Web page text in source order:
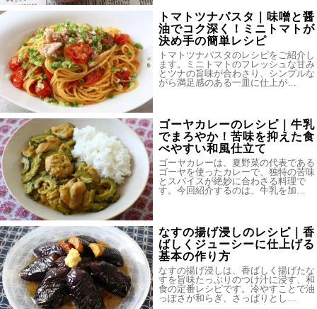
トマトツナパスタ｜味噌と醤
油でコク深く！ミニトマトが
決め手の簡単レシピ
トマトツナパスタのレシピをご紹介し
ます。ミニトマトのフレッシュな甘み
とツナの旨味が合わさり、シンプルな
がら満足感のある一皿に仕上が…
ゴーヤカレーのレシピ｜牛乳
でまろやか！苦味を抑えた食
べやすい和風仕立て
ゴーヤカレーは、夏野菜の代表である
ゴーヤを使ったカレーで、独特の苦味
とスパイスが絶妙に合わさる料理で
す。今回紹介するのは、牛乳を加…
なすの揚げ浸しのレシピ｜香
ばしくジューシーに仕上げる
基本の作り方
なすの揚げ浸しは、香ばしく揚げたな
すを旨味たっぷりのつけ汁に浸す、和
食の定番レシピです。冷やすことで油
っぽさが和らぎ、さっぱりとし…